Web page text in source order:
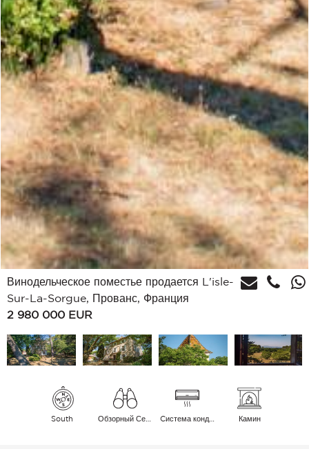
Винодельческое поместье продается L'isle-
Sur-La-Sorgue, Прованс, Франция
2 980 000 EUR
South Обзорный Сельская местность Cистема кондиционирования воздуха Камин